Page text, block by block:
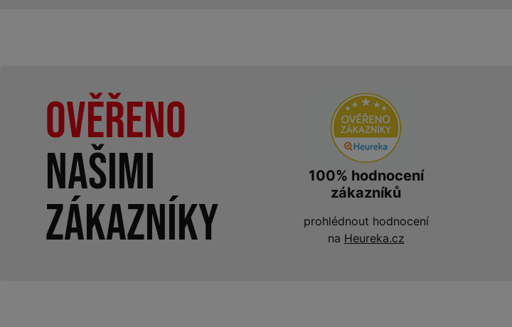
Ověřeno
našimi
zákazníky
100% hodnocení
zákazníků
prohlédnout hodnocení
na Heureka.cz